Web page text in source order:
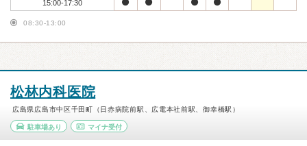
15:00-17:30
08:30-13:00
松林内科医院
広島県広島市中区千田町（日赤病院前駅、広電本社前駅、御幸橋駅）
駐車場あり マイナ受付